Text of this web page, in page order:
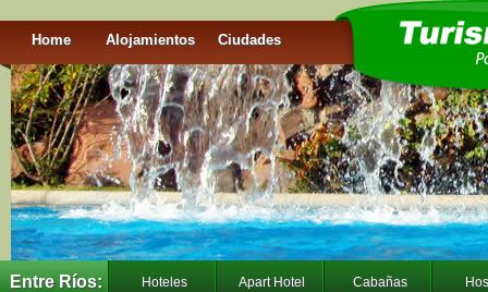
Home Alojamientos Ciudades
Entre Ríos: Hoteles Apart Hotel Cabañas